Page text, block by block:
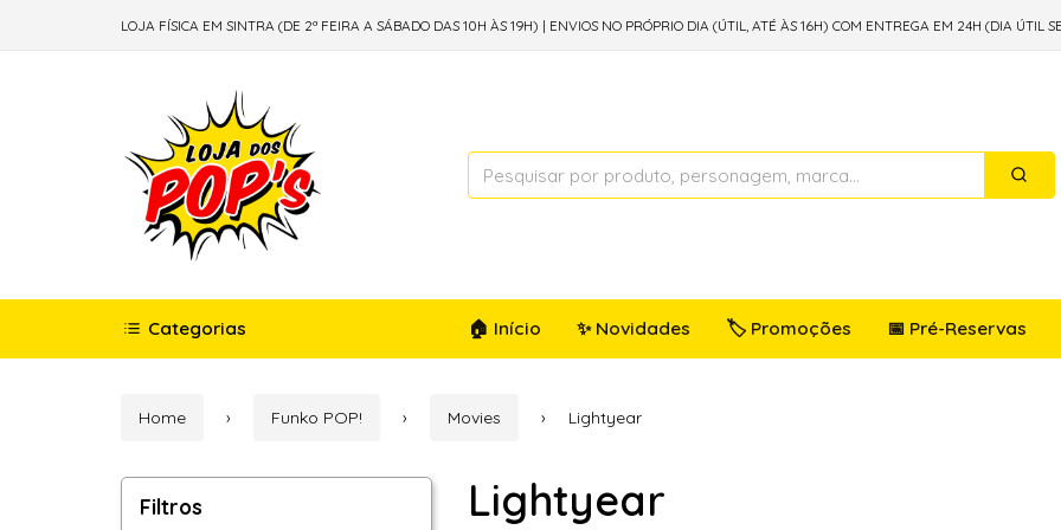
LOJA FÍSICA EM SINTRA (DE 2ª FEIRA A SÁBADO DAS 10H ÀS 19H) | ENVIOS NO PRÓPRIO DIA (ÚTIL, ATÉ ÀS 16H) COM ENTREGA EM 24H (DIA ÚTIL
🏠 Início ✨ Novidades 🏷️ Promoções 📅 Pré-Reservas
Categorias
Home Funko POP! Movies Lightyear
Filtros
Filtros Lightyear